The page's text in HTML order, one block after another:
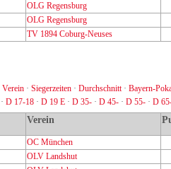
OLG Regensburg
OLG Regensburg
TV 1894 Coburg-Neuses
Verein · Siegerzeiten · Durchschnitt· Bayern-
· D 17-18 · D 19 E · D 35- · D 45- · D 55- · D
Verein
OC München
OLV Landshut